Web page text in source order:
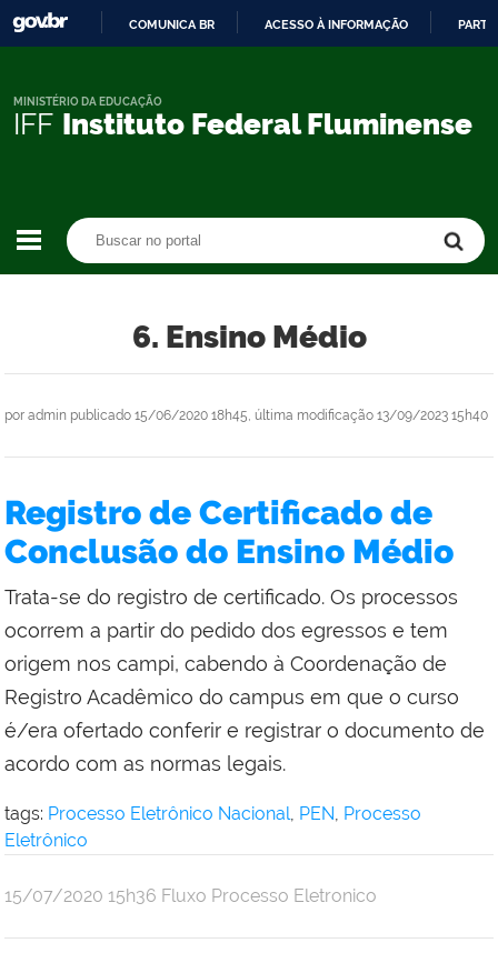
CONTEÚDO
COMUNICA BR ACESSO À INFORMAÇÃO
IFF Instituto Federal Fluminense
MINISTÉRIO DA EDUCAÇÃO
6. Ensino Médio
por admin publicado 15/06/2020 18h45, última modificação 13/09/2023 15h40
Registro de Certificado de
Conclusão do Ensino Médio
Trata-se do registro de certificado. Os processos
ocorrem a partir do pedido dos egressos e tem
origem nos campi, cabendo à Coordenação de
Registro Acadêmico do campus em que o curso
é/era ofertado conferir e registrar o documento de
acordo com as normas legais.
tags: Processo Eletrônico Nacional, PEN, Processo
Eletrônico
por
publicado
15/07/2020 15h36 Fluxo Processo Eletronico